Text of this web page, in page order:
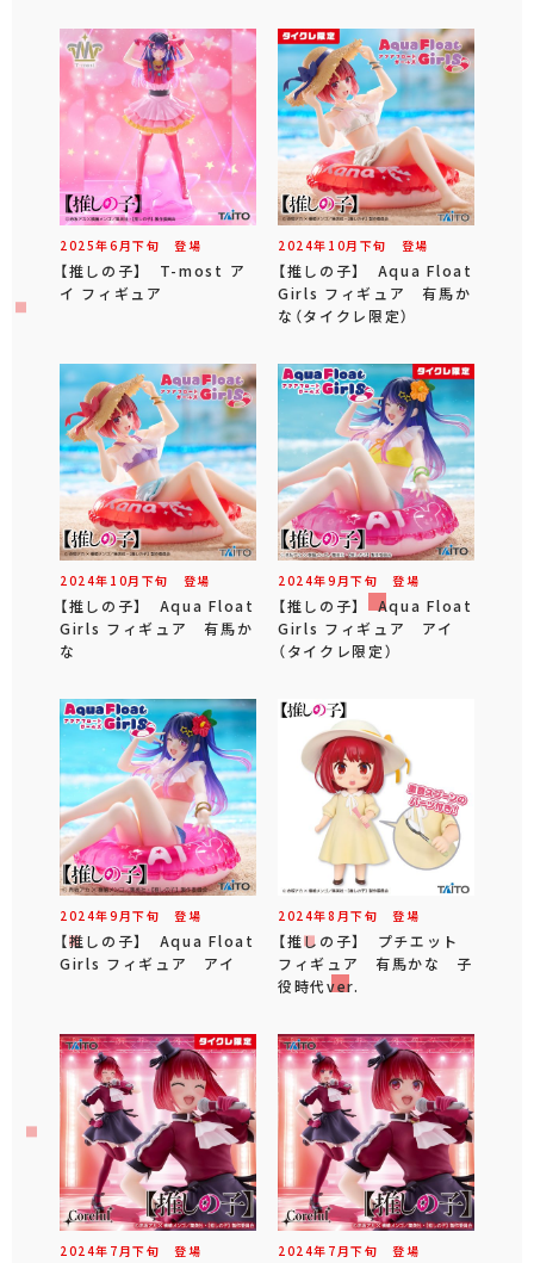
2025年6 月下旬 登場
【推しの子】 T-most ア
イ フィギュア
2024年 10月 下旬 登場
【推しの子】 Aqua Float
Girls フィギュア 有馬か
な（タイクレ限定）
2024年 10月 下旬 登場
【推しの子】 Aqua Float
Girls フィギュア 有馬か
な
2024年9 月下旬 登場
【推しの子】 Aqua Float
Girls フィギュア アイ
（タイクレ限定）
2024年9 月下旬 登場
【推しの子】 Aqua Float
Girls フィギュア アイ
2024年8 月下旬 登場
【推しの子】 プチエット
フィギュア 有馬かな 子
役時代ver.
2024年 7 月下旬 登場 2024年 7 月下旬 登場